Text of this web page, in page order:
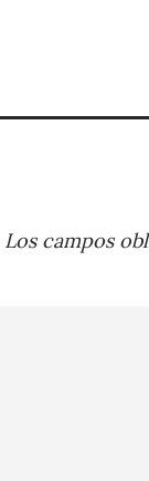
Los campos